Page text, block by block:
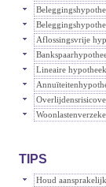
Aflossingsvrije
Lineaire hypotheek
TIPS
Houd